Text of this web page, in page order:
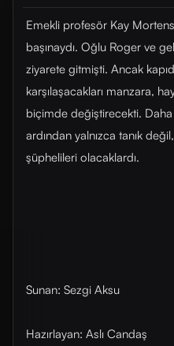
Emekli profesör Kay
başınaydı. Oğlu Roger ve
ziyarete gitmişti. Ancak
karşılaşacakları manzara,
biçimde değiştirecekti.
ardından yalnızca tanık
şüphelileri olacaklardı.
Sunan: Sezgi Aksu
Hazırlayan: Aslı Candaş